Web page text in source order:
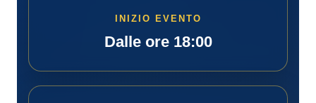
INIZIO EVENTO
Dalle ore 18:00